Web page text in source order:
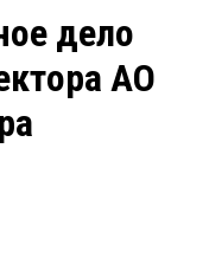
дело
АО